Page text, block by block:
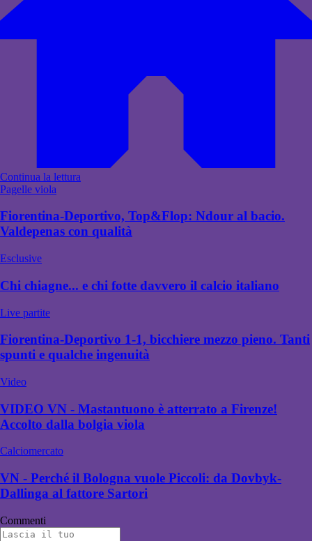
Continua la lettura
Pagelle viola
Fiorentina-Deportivo, Top&Flop: Ndour al bacio.
Valdepenas con qualità
Esclusive
Chi chiagne... e chi fotte davvero il calcio italiano
Live partite
Fiorentina-Deportivo 1-1, bicchiere mezzo pieno. Tanti
spunti e qualche ingenuità
Video
VIDEO VN - Mastantuono è atterrato a Firenze!
Accolto dalla bolgia viola
Calciomercato
VN - Perché il Bologna vuole Piccoli: da Dovbyk-
Dallinga al fattore Sartori
Commenti